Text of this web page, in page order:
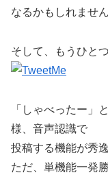
なるかもしれません
そして、もうひと
「しゃべったー」
様、音声認識で
投稿する機能が秀
ただ、単機能一発